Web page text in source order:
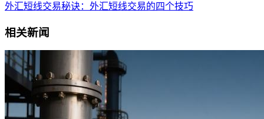
外汇短线交易秘诀：外汇短线交易的四个技巧
相关新闻